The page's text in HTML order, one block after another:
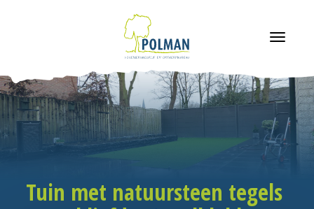
navigatie
Tuin met natuursteen tegels